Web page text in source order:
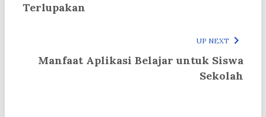
Terlupakan
UP NEXT
Manfaat Aplikasi Belajar untuk Siswa
Sekolah